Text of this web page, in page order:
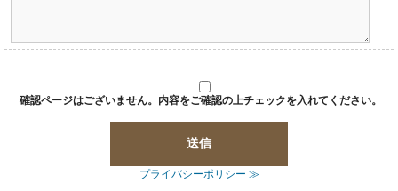
確認ページはございません。内容をご確認の上チェックを入れてください。
プライバシーポリシー ≫